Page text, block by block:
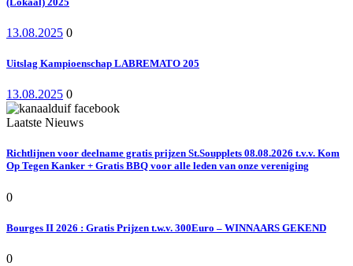
13.08.2025 0
Uitslag Kampioenschap LABREMATO 205
13.08.2025 0
Laatste Nieuws
Richtlijnen voor deelname gratis prijzen St.Soupplets 08.08.2026 t.v.v. Kom
Op Tegen Kanker + Gratis BBQ voor alle leden van onze vereniging
0
Bourges II 2026 : Gratis Prijzen t.w.v. 300Euro – WINNAARS GEKEND
0